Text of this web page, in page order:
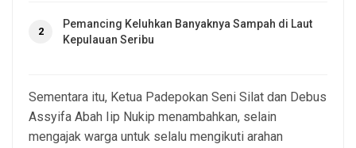
2
Pemancing Keluhkan Banyaknya Sampah di Laut
Kepulauan Seribu
Sementara itu, Ketua Padepokan Seni Silat dan Debus
Assyifa Abah Iip Nukip menambahkan, selain
mengajak warga untuk selalu mengikuti arahan